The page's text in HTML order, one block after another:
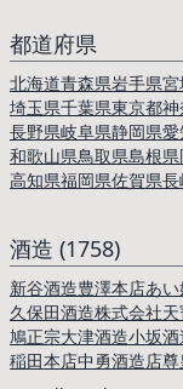
都道府県
北海道青森県岩手県
埼玉県千葉県東京都
長野県岐阜県静岡県
和歌山県鳥取県島根県
高知県福岡県佐賀県
酒造 (1758)
新谷酒造豊澤本店あ
久保田酒造株式会社
鳩正宗大津酒造小坂酒
稲田本店中勇酒造店